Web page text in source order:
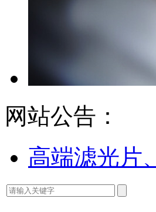
网站公告：
高端滤光片